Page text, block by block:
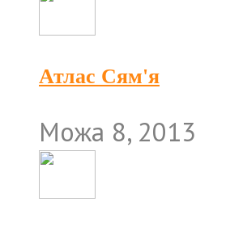
Атлас Сям'я
Можа 8, 2013